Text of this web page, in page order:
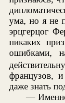
ума, но я не
эрцгерцог
никаких
ошибками,
французов,
даже знать
—